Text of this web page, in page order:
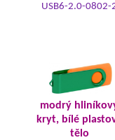
USB6-2.0-0802-
modrý
kryt, bílé
tělo